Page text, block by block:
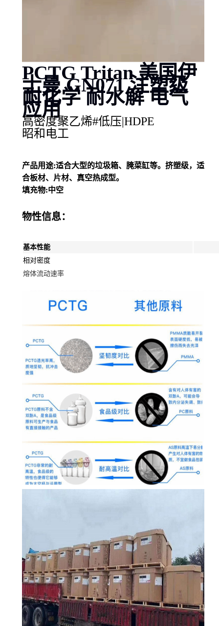
PCTG Tritan 美国伊
士曼 GN071 注塑级
耐化学 耐水解 电气
应用
高密度聚乙烯#低压|HDPE
昭和电工
产品用途:适合大型的垃圾箱、腌菜缸等。挤塑级，适
合板材、片材、真空热成型。
填充物:中空
物性信息：
基本性能
相对密度
熔体流动速率